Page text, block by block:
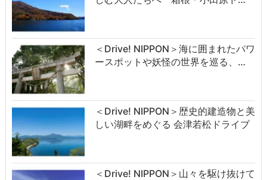
＜Drive! NIPPON＞海に囲まれたパワ
ースポットや妖怪の世界を巡る、…
＜Drive! NIPPON＞歴史的建造物と美
しい湖畔をめぐる 会津若松ドライブ
＜Drive! NIPPON＞山々を駆け抜けて